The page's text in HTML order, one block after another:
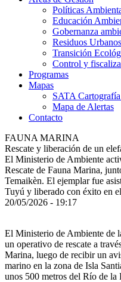
Políticas
Educación
Gobernanza
Residuos
Transición
Control y
Programas
Mapas
SATA
Mapa de Alertas
Contacto
FAUNA MARINA
Rescate y liberación de un
El Ministerio de Ambiente
Rescate de Fauna Marina,
Temaikèn. El ejemplar fue
Tuyú y liberado con éxito en
20/05/2026 - 19:17
El Ministerio de Ambiente de
un operativo de rescate a
Marina, luego de recibir un
marino en la zona de Isla
unos 500 metros del Río de la